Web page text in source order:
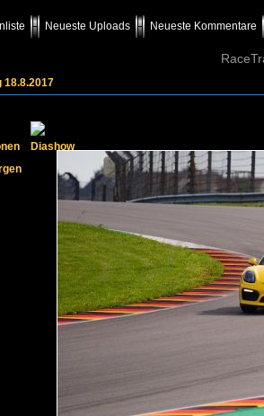
Neueste Uploads Neueste Kommentare
18.8.2017